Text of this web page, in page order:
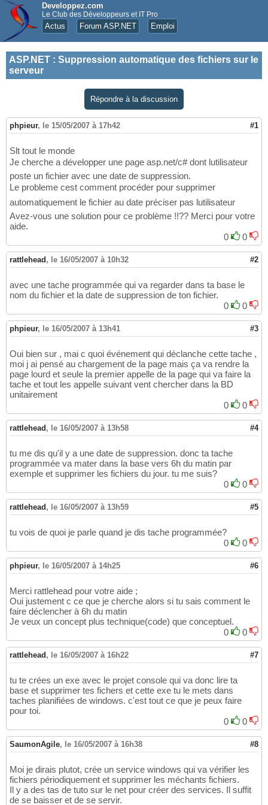
Developpez.com
Le Club des Développeurs et IT Pro
Actus Forum ASP.NET Emploi
ASP.NET : Suppression automatique des fichiers sur le
serveur
Répondre à la discussion
phpieur, le 15/05/2007 à 17h42 #1
Slt tout le monde
Je cherche a développer une page asp.net/c# dont lutilisateur
poste un fichier avec une date de suppression.
Le probleme cest comment procéder pour supprimer
automatiquement le fichier au date préciser pas lutilisateur
Avez-vous une solution pour ce problème !!?? Merci pour votre
aide.
0
0
rattlehead , le 16/05/2007 à 10h32 #2
avec une tache programmée qui va regarder dans ta base le
nom du fichier et la date de suppression de ton fichier.
0
0
phpieur, le 16/05/2007 à 13h41 #3
Oui bien sur , mai c quoi événement qui déclanche cette tache ,
moi j ai pensé au chargement de la page mais ça va rendre la
page lourd et seule la premier appelle de la page qui va faire la
tache et tout les appelle suivant vent chercher dans la BD
unitairement
0
0
rattlehead , le 16/05/2007 à 13h58 #4
tu me dis qu'il y a une date de suppression. donc ta tache
programmée va mater dans la base vers 6h du matin par
exemple et supprimer les fichiers du jour. tu me suis?
0
0
rattlehead , le 16/05/2007 à 13h59 #5
tu vois de quoi je parle quand je dis tache programmée?
0
0
phpieur, le 16/05/2007 à 14h25 #6
Merci rattlehead pour votre aide ;
Oui justement c ce que je cherche alors si tu sais comment le
faire déclencher à 6h du matin
Je veux un concept plus technique(code) que conceptuel.
0
0
rattlehead , le 16/05/2007 à 16h22 #7
tu te crées un exe avec le projet console qui va donc lire ta
base et supprimer tes fichers et cette exe tu le mets dans
taches planifiées de windows. c'est tout ce que je peux faire
pour toi.
0
0
SaumonAgile, le 16/05/2007 à 16h38 #8
Moi je dirais plutot, crée un service windows qui va vérifier les
fichiers périodiquement et supprimer les méchants fichiers.
Il y a des tas de tuto sur le net pour créer des services. Il suffit
de se baisser et de se servir.